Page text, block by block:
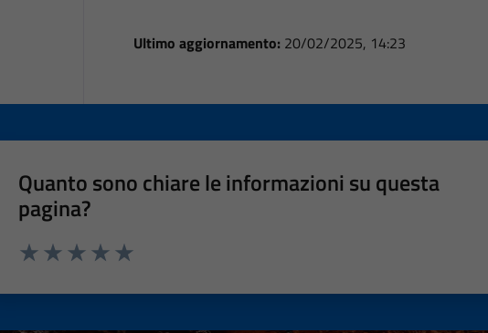
Ultimo aggiornamento: 20/02/2025, 14:23
Quanto sono chiare le informazioni su questa
pagina?